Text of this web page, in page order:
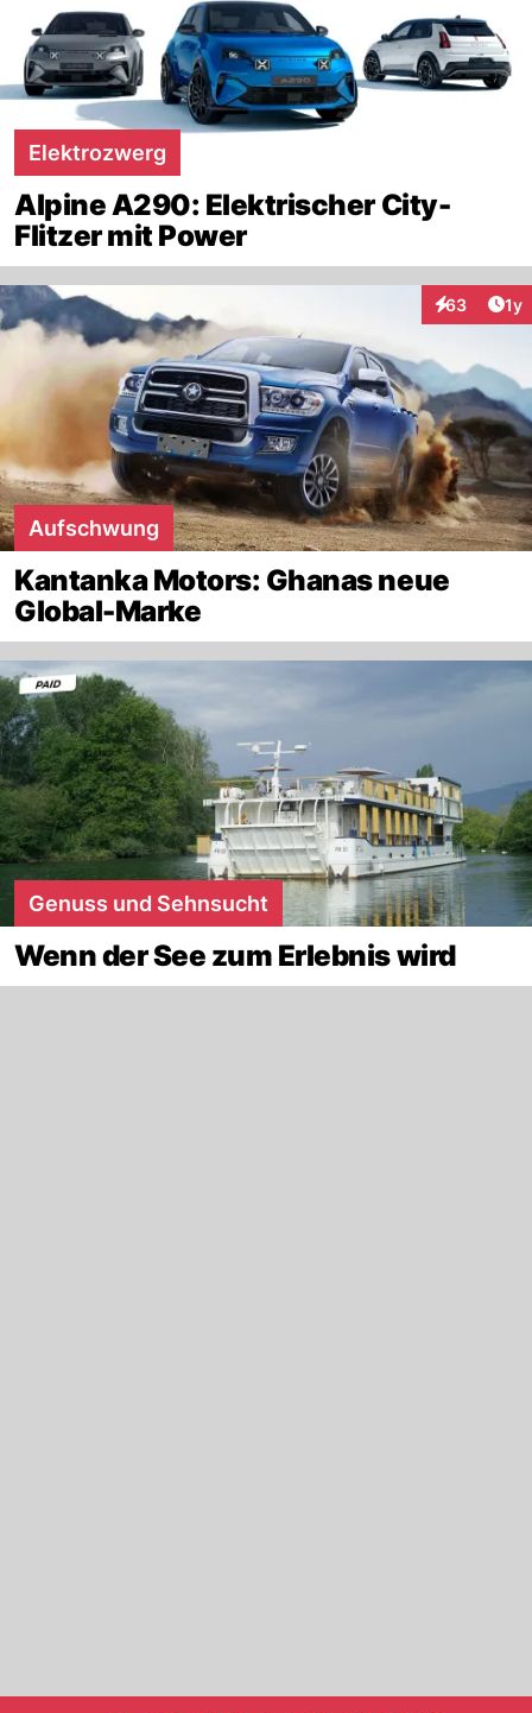
Elektrozwerg
Alpine A290: Elektrischer City-
Flitzer mit Power
63 1y
Aufschwung
Kantanka Motors: Ghanas neue
Global-Marke
Genuss und Sehnsucht
Wenn der See zum Erlebnis wird